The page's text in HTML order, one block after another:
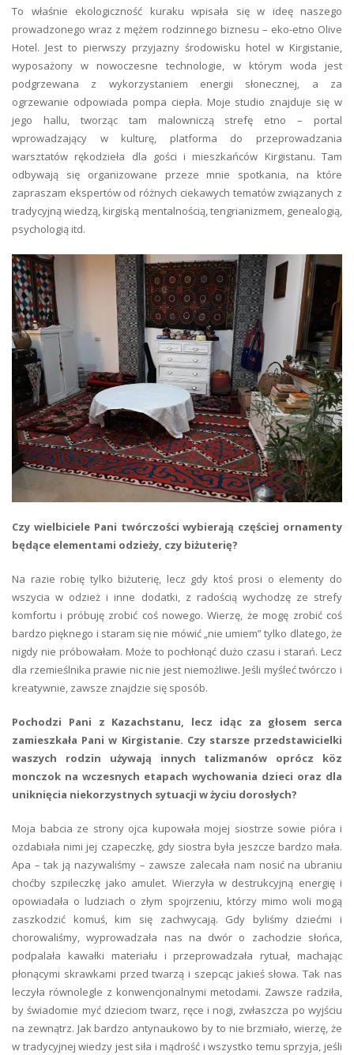
To właśnie ekologiczność kuraku wpisała się w ideę naszego
prowadzonego wraz z mężem rodzinnego biznesu – eko-etno Olive
Hotel. Jest to pierwszy przyjazny środowisku hotel w Kirgistanie,
wyposażony w nowoczesne technologie, w którym woda jest
podgrzewana z wykorzystaniem energii słonecznej, a za
ogrzewanie odpowiada pompa ciepła. Moje studio znajduje się w
jego hallu, tworząc tam malowniczą strefę etno – portal
wprowadzający w kulturę, platforma do przeprowadzania
warsztatów rękodzieła dla gości i mieszkańców Kirgistanu. Tam
odbywają się organizowane przeze mnie spotkania, na które
zapraszam ekspertów od różnych ciekawych tematów związanych z
tradycyjną wiedzą, kirgiską mentalnością, tengrianizmem, genealogią,
psychologią itd.
Czy wielbiciele Pani twórczości wybierają częściej ornamenty
będące elementami odzieży, czy biżuterię?
Na razie robię tylko biżuterię, lecz gdy ktoś prosi o elementy do
wszycia w odzież i inne dodatki, z radością wychodzę ze strefy
komfortu i próbuję zrobić coś nowego. Wierzę, że mogę zrobić coś
bardzo pięknego i staram się nie mówić „nie umiem” tylko dlatego, że
nigdy nie próbowałam. Może to pochłonąć dużo czasu i starań. Lecz
dla rzemieślnika prawie nic nie jest niemożliwe. Jeśli myśleć twórczo i
kreatywnie, zawsze znajdzie się sposób.
Pochodzi Pani z Kazachstanu, lecz idąc za głosem serca
zamieszkała Pani w Kirgistanie. Czy starsze przedstawicielki
waszych rodzin używają innych talizmanów oprócz köz
monczok na wczesnych etapach wychowania dzieci oraz dla
uniknięcia niekorzystnych sytuacji w życiu dorosłych?
Moja babcia ze strony ojca kupowała mojej siostrze sowie pióra i
ozdabiała nimi jej czapeczkę, gdy siostra była jeszcze bardzo mała.
Apa – tak ją nazywaliśmy – zawsze zalecała nam nosić na ubraniu
choćby szpileczkę jako amulet. Wierzyła w destrukcyjną energię i
opowiadała o ludziach o złym spojrzeniu, którzy mimo woli mogą
zaszkodzić komuś, kim się zachwycają. Gdy byliśmy dziećmi i
chorowaliśmy, wyprowadzała nas na dwór o zachodzie słońca,
podpalała kawałki materiału i przeprowadzała rytuał, machając
płonącymi skrawkami przed twarzą i szepcąc jakieś słowa. Tak nas
leczyła równolegle z konwencjonalnymi metodami. Zawsze radziła,
by świadomie myć dzieciom twarz, ręce i nogi, zwłaszcza po wyjściu
na zewnątrz. Jak bardzo antynaukowo by to nie brzmiało, wierzę, że
w tradycyjnej wiedzy jest siła i mądrość i wszystko temu sprzyja, jeśli